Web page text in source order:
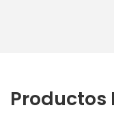
Productos